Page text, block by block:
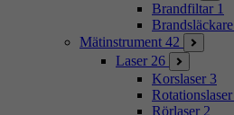
Brandfiltar 1
Brandsläckare
Mätinstrument 42
Laser 26
Korslaser 3
Rotationslaser
Rörlaser 2